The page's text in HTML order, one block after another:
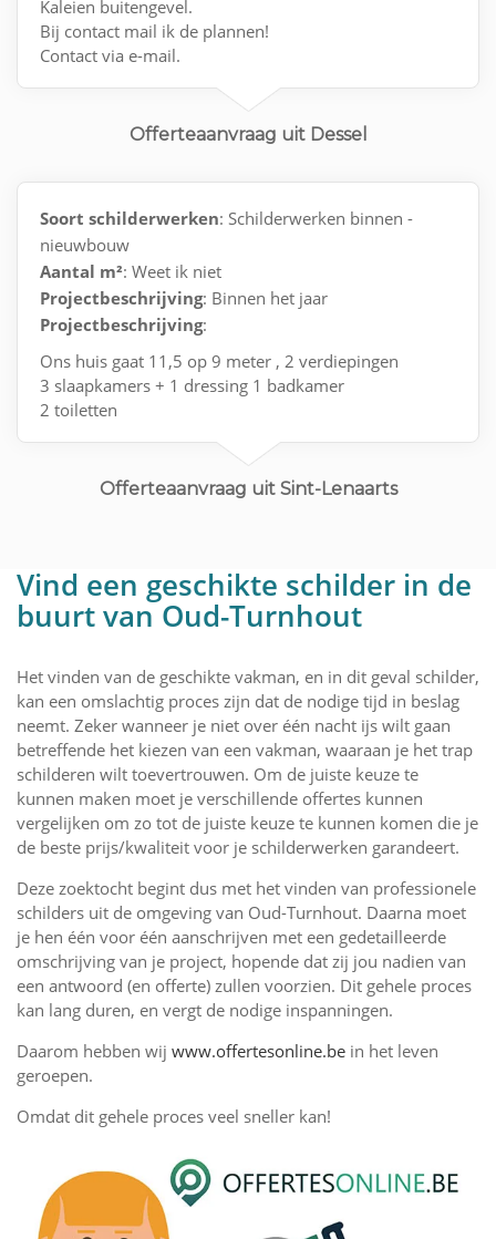
Kaleien buitengevel.
Bij contact mail ik de plannen!
Contact via e-mail.
Offerteaanvraag uit Dessel
Soort schilderwerken: Schilderwerken binnen -
nieuwbouw
Aantal m²: Weet ik niet
Projectbeschrijving: Binnen het jaar
Projectbeschrijving:
Ons huis gaat 11,5 op 9 meter , 2 verdiepingen
3 slaapkamers + 1 dressing 1 badkamer
2 toiletten
Offerteaanvraag uit Sint-Lenaarts
Vind een geschikte schilder in de
buurt van Oud-Turnhout
Het vinden van de geschikte vakman, en in dit geval schilder,
kan een omslachtig proces zijn dat de nodige tijd in beslag
neemt. Zeker wanneer je niet over één nacht ijs wilt gaan
betreffende het kiezen van een vakman, waaraan je het trap
schilderen wilt toevertrouwen. Om de juiste keuze te
kunnen maken moet je verschillende offertes kunnen
vergelijken om zo tot de juiste keuze te kunnen komen die je
de beste prijs/kwaliteit voor je schilderwerken garandeert.
Deze zoektocht begint dus met het vinden van professionele
schilders uit de omgeving van Oud-Turnhout. Daarna moet
je hen één voor één aanschrijven met een gedetailleerde
omschrijving van je project, hopende dat zij jou nadien van
een antwoord (en offerte) zullen voorzien. Dit gehele proces
kan lang duren, en vergt de nodige inspanningen.
Daarom hebben wij www.offertesonline.be in het leven
geroepen.
Omdat dit gehele proces veel sneller kan!